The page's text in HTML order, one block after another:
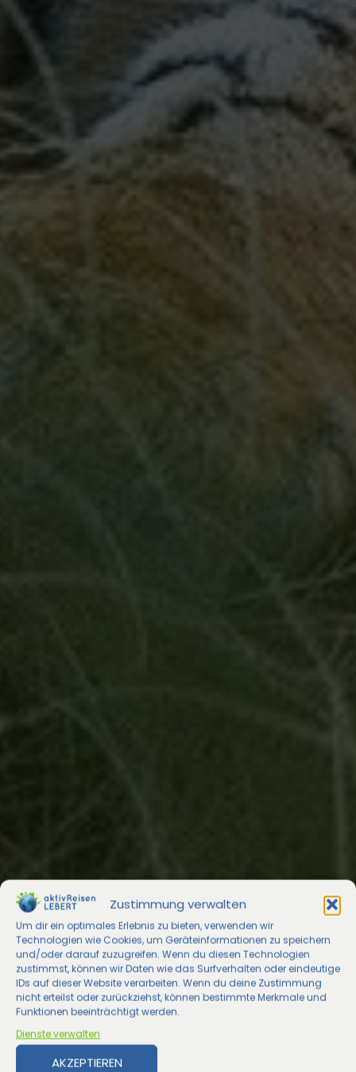
Zustimmung verwalten
Um dir ein optimales Erlebnis zu bieten, verwenden wir
Technologien wie Cookies, um Geräteinformationen zu speichern
und/oder darauf zuzugreifen. Wenn du diesen Technologien
zustimmst, können wir Daten wie das Surfverhalten oder eindeutige
IDs auf dieser Website verarbeiten. Wenn du deine Zustimmung
nicht erteilst oder zurückziehst, können bestimmte Merkmale und
Funktionen beeinträchtigt werden.
Dienste verwalten
AKZEPTIEREN